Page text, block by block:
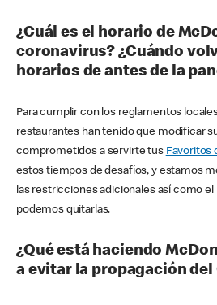
¿Cuál es el horario de
coronavirus? ¿Cuándo
horarios de antes de la
Para cumplir con los reglamentos
restaurantes han tenido que modificar
comprometidos a servirte tus Favoritos
estos tiempos de desafíos, y estamos
las restricciones adicionales así como
podemos quitarlas.
¿Qué está haciendo
a evitar la propagación del